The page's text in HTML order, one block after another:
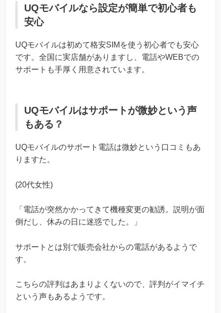
UQモバイルなら設定が簡単で初心者も
安心
UQモバイルは初めて格安SIMを使う初心者でも安心
です。全国に実店舗がありますし、電話やWEBでの
サポートも手厚く用意されています。
UQモバイルはサポートが微妙という声
もある？
UQモバイルのサポート電話は微妙という口コミもあ
りますた。
(20代女性)
「電話が突然かかってきて機種変更の勧誘。説明が面
倒だし、休みの日に迷惑でした。」
サポートとは別で販売会社からの電話があるようで
す。
こちらの評判はあまりよくないので、評判がイマイチ
という声もあるようです。